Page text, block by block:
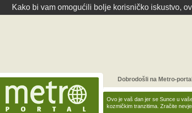
Kako bi vam omogućili bolje korisničko iskustvo,
Ovo je vaš dan jer se Sunce u
kozmičkim tranzitima. Zračite
Dobrodošli na Metro-